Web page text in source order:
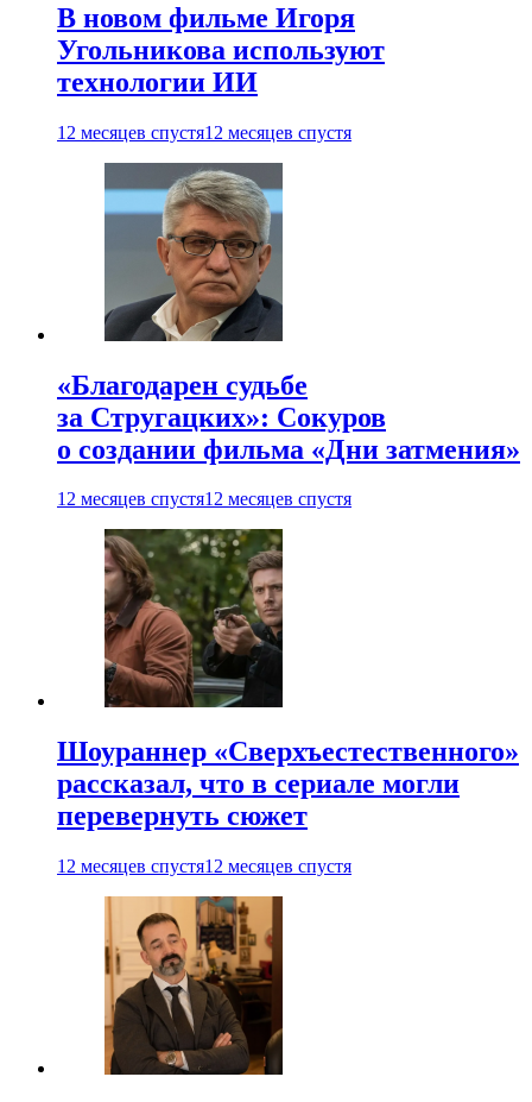
В новом фильме Игоря
Угольникова используют
технологии ИИ
12 месяцев спустя12 месяцев спустя
«Благодарен судьбе
за Стругацких»: Сокуров
о создании фильма «Дни затмения»
12 месяцев спустя12 месяцев спустя
Шоураннер «Сверхъестественного»
рассказал, что в сериале могли
перевернуть сюжет
12 месяцев спустя12 месяцев спустя